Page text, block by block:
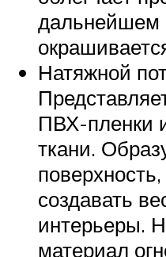
дальнейшем
Натяжной
ПВХ-пленки
ткани.
создавать
интерьеры.
материал